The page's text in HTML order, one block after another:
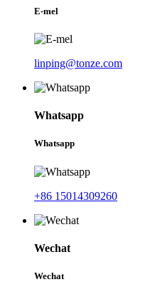
E-mel
linping@tonze.com
Whatsapp
Whatsapp
+86 15014309260
Wechat
Wechat